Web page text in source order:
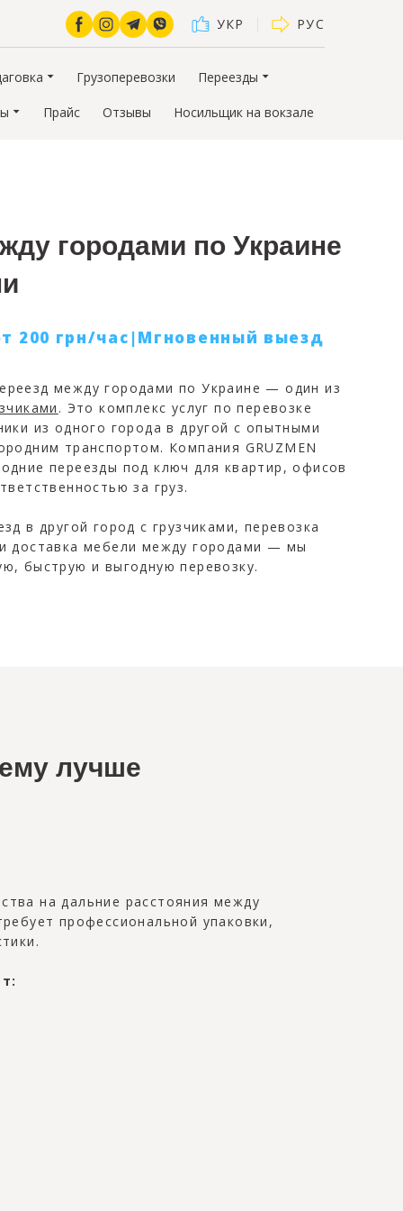
УКР РУС
Грузоперевозки Переезды
Прайс Отзывы Носильщик на вокзале
городами по Украине
200 грн/час|Мгновенный выезд
между городами по Украине — один из
. Это комплекс услуг по перевозке
из одного города в другой с опытными
транспортом. Компания GRUZMEN
переезды под ключ для квартир, офисов
за груз.
в другой город с грузчиками, перевозка
доставка мебели между городами — мы
быструю и выгодную перевозку.
лучше
на дальние расстояния между
профессиональной упаковки,